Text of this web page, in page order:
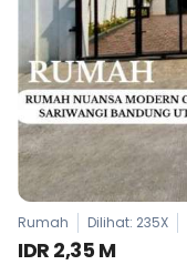
Rumah Dilihat: 235X
IDR 2,35 M